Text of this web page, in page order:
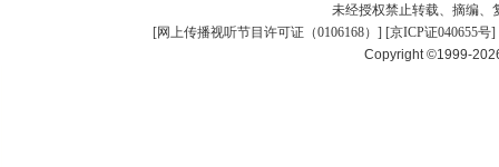
未经授权禁止转载、摘编、
[网上传播视听节目许可证（0106168） ] [京ICP证040655号]
Copyright ©1999-